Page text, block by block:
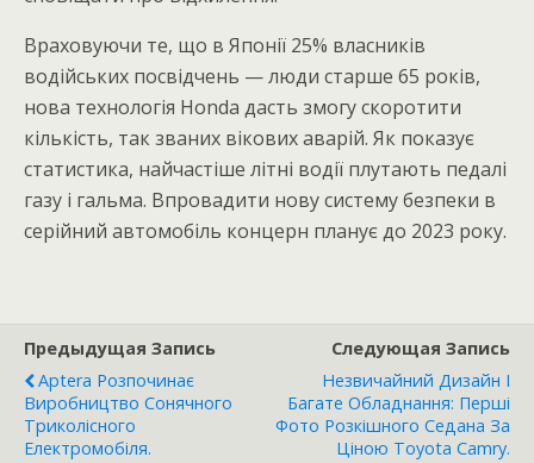
Враховуючи те, що в Японії 25% власників
водійських посвідчень — люди старше 65 років,
нова технологія Honda дасть змогу скоротити
кількість, так званих вікових аварій. Як показує
статистика, найчастіше літні водії плутають педалі
газу і гальма. Впровадити нову систему безпеки в
серійний автомобіль концерн планує до 2023 року.
Предыдущая Запись
Aptera Розпочинає
Виробництво Сонячного
Триколісного
Електромобіля.
Следующая Запись
Незвичайний Дизайн І
Багате Обладнання: Перші
Фото Розкішного Седана За
Ціною Toyota Camry.